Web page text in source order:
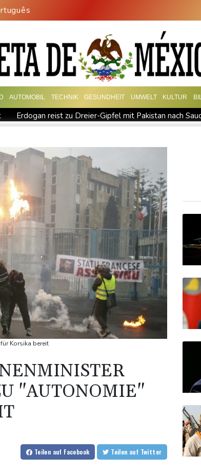
AUTOMOBIL TECHNIK GESUNDHEIT UMWELT KULTUR
Erdogan reist zu Dreier-Gipfel mit Pakistan nach
an
Mindestens zwei Tote bei
und Rösler gewinnen Silber und Bronze
Leipzig
Korsika bereit
"AUTONOMIE"
Teilen auf Facebook Teilen auf Twitter